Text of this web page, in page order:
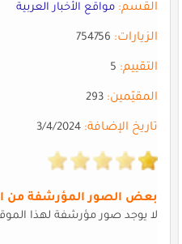
القسم: مواقع الأخبار العربية
الزيارات:754756
التقييم:5
المقيّمين:293
تاريخ الإضافة:3/4/2024
بعض الصور المؤرشفة من
لا يوجد صور مؤرشفة لهذا